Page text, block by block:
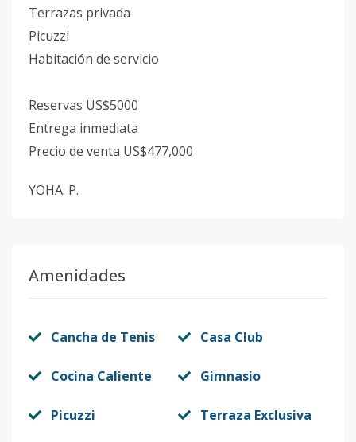
Terrazas privada
Picuzzi
Habitación de servicio
Reservas US$5000
Entrega inmediata
Precio de venta US$477,000
YOHA. P.
Amenidades
Cancha de Tenis Casa Club
Cocina Caliente Gimnasio
Picuzzi Terraza Exclusiva